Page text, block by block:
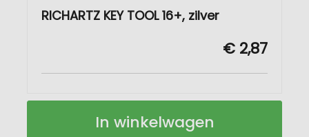
RICHARTZ KEY TOOL 16+, zilver
€ 2,87
RICHARTZ
Op
In winkelwagen